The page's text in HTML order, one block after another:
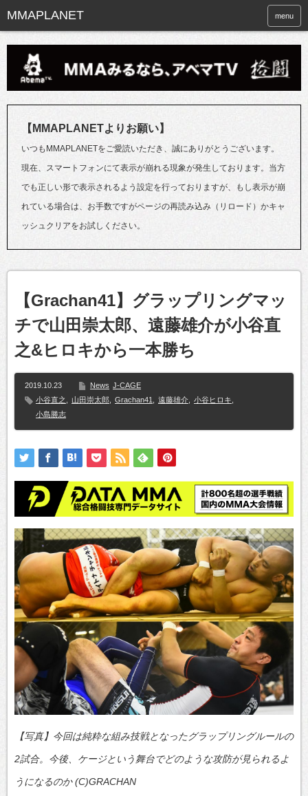
menu
【MMAPLANETよりお願い】
いつもMMAPLANETをご愛読いただき、誠にありがとうございます。
現在、スマートフォンにて表示が崩れる現象が発生しております。当方
でも正しい形で表示されるよう設定を行っておりますが、もし表示が崩
れている場合は、お手数ですがページの再読み込み（リロード）かキャ
ッシュクリアをお試しください。
【Grachan41】グラップリングマッ
チで山田崇太郎、遠藤雄介が小谷直
之&ヒロキから一本勝ち
2019.10.23 News J-CAGE
小谷直之
山田崇太郎 Grachan41 遠藤雄介 小谷ヒロキ
小島勝志
【写真】今回は純粋な組み技戦となったグラップリングルールの
2試合。今後、ケージという舞台でどのような攻防が見られるよ
うになるのか (C)GRACHAN